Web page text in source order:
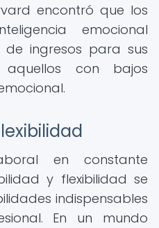
encontró que los
emocional
de ingresos para sus
aquellos con bajos
en constante
y flexibilidad se
indispensables
En un mundo